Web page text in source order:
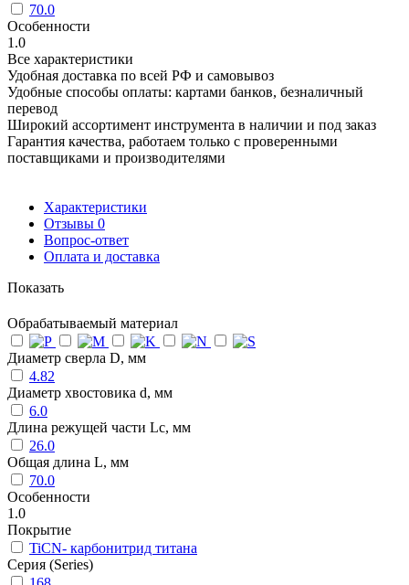
70.0
Особенности
1.0
Все характеристики
Удобная доставка по всей РФ и самовывоз
Удобные способы оплаты: картами банков, безналичный
перевод
Широкий ассортимент инструмента в наличии и под заказ
Гарантия качества, работаем только с проверенными
поставщиками и производителями
Характеристики
Отзывы 0
Вопрос-ответ
Оплата и доставка
Показать
Обрабатываемый материал
Диаметр сверла D, мм
4.82
Диаметр хвостовика d, мм
6.0
Длина режущей части Lc, мм
26.0
Общая длина L, мм
70.0
Особенности
1.0
Покрытие
TiCN- карбонитрид титана
Серия (Series)